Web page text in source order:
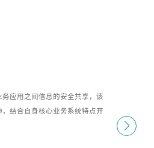
应用之间信息的安全共享，该
结合自身核心业务系统特点开